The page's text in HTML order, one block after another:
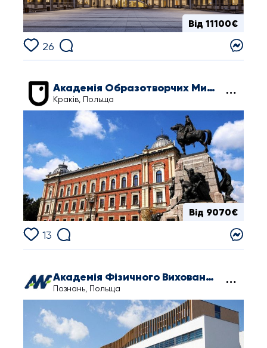
Від 11100€
26
Академія Образотворчих Мистецтв ім. Яна Матейки
Краків, Польща
Від 9070€
13
Академія Фізичного Виховання ім. Євгенія Пясецького
Познань, Польща